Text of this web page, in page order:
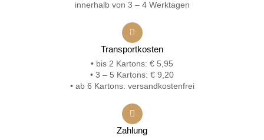
innerhalb von 3 – 4 Werktagen
Transportkosten
• bis 2 Kartons: € 5,95
• 3 – 5 Kartons: € 9,20
• ab 6 Kartons: versandkostenfrei
Zahlung